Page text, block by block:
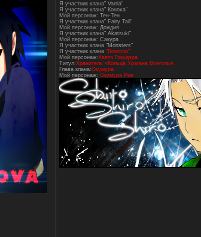
Я участник клана" Varria"
Я участник клана" Коноха"
Мой персонаж: Тен-Тен
Я участник клана" Fairy Tail"
Мой персонаж: Дождия
Я участник клана" Akatsuki"
Мой персонаж: Сакура
Я участник клана "Monsters"
Я участник клана "Вонгола"
Мой персонаж:Хаято Гокудэра
Титул:Хранитель «Кольца Урагана Вонголы».
Глава клана:Окумура
Мой персонаж: Окумура Рин